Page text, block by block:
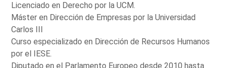
Licenciado en Derecho por la UCM.
Máster en Dirección de Empresas por la Universidad
Carlos III
Curso especializado en Dirección de Recursos Humanos
por el IESE.
Diputado en el Parlamento Europeo desde 2010 hasta